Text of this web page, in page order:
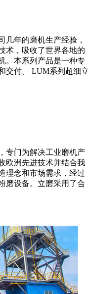
几年的磨机生产经验，
术，吸收了世界各地的
。本系列产品是一种专
交付。 LUM系列超细立
专门为解决工业磨机产
欧洲先进技术并结合我
理念和市场需求，经过
磨设备。立磨采用了合